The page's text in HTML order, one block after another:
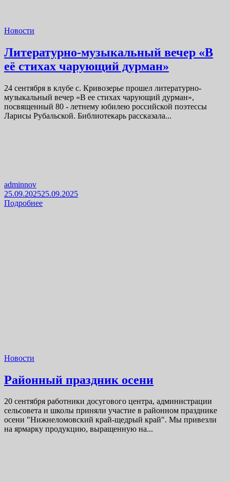
Новости
Литературно-музыкальный вечер «В
её стихах чарующий дурман»
24 сентября в клубе с. Кривозерье прошел литературно-
музыкальный вечер «В ее стихах чарующий дурман»,
посвященный 80 - летнему юбилею российской поэтессы
Ларисы Рубальской. Библиотекарь рассказала...
adminnov
25.09.202525.09.2025
Подробнее
Новости
Районный праздник осени
20 сентября работники досугового центра, администрации
сельсовета и школы приняли участие в районном празднике
осени "Нижнеломовский край-щедрый край". Мы привезли
на ярмарку продукцию, выращенную на...